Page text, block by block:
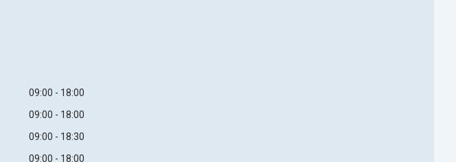
09:00
18:00
09:00
18:00
09:00
18:30
09:00
18:00